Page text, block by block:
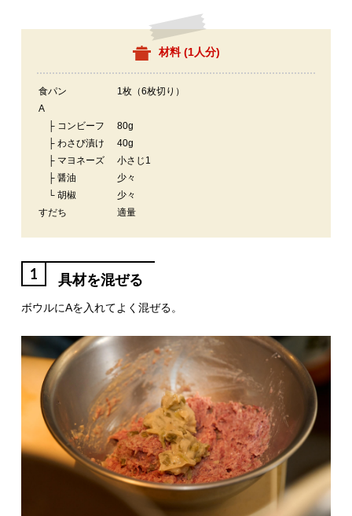
材料 (1人分)
食パン
1枚（6枚切り）
A
├ コンビーフ
80g
├ わさび漬け
40g
├ マヨネーズ
小さじ1
├ 醤油
少々
└ 胡椒
少々
すだち
適量
1 具材を混ぜる
ボウルにAを入れてよく混ぜる。